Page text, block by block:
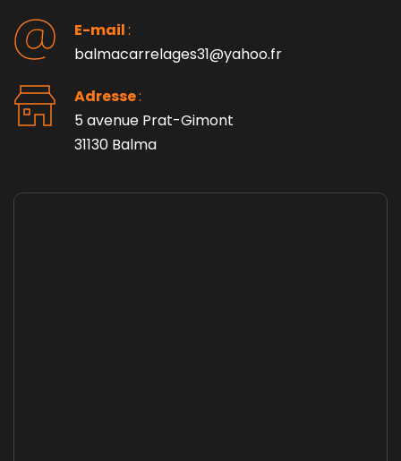
E-mail :
balmacarrelages31@yahoo.fr
Adresse :
5 avenue Prat-Gimont
31130 Balma